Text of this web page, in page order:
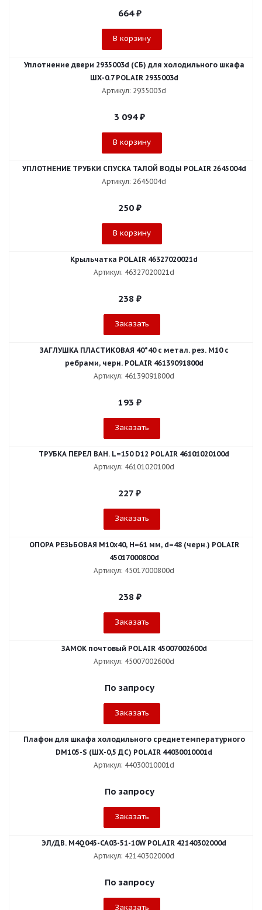
664₽
В корзину
Уплотнение двери 2935003d (СБ) для холодильного шкафа
ШХ-0.7 POLAIR 2935003d
Артикул: 2935003d
3 094₽
В корзину
УПЛОТНЕНИЕ ТРУБКИ СПУСКА ТАЛОЙ ВОДЫ POLAIR 2645004d
Артикул: 2645004d
250₽
В корзину
Крыльчатка POLAIR 46327020021d
Артикул: 46327020021d
238₽
Заказать
ЗАГЛУШКА ПЛАСТИКОВАЯ 40*40 с метал. рез. М10 с
ребрами, черн. POLAIR 46139091800d
Артикул: 46139091800d
193 ₽
Заказать
ТРУБКА ПЕРЕЛ ВАН. L=150 D12 POLAIR 46101020100d
Артикул: 46101020100d
227 ₽
Заказать
ОПОРА РЕЗЬБОВАЯ М10х40, Н=61 мм, d=48 (черн.) POLAIR
45017000800d
Артикул: 45017000800d
238₽
Заказать
ЗАМОК почтовый POLAIR 45007002600d
Артикул: 45007002600d
По запросу
Заказать
Плафон для шкафа холодильного среднетемпературного
DM105-S (ШХ-0,5 ДС) POLAIR 44030010001d
Артикул: 44030010001d
По запросу
Заказать
ЭЛ/ДВ. M4Q045-CA03-51-10W POLAIR 42140302000d
Артикул: 42140302000d
По запросу
Заказать